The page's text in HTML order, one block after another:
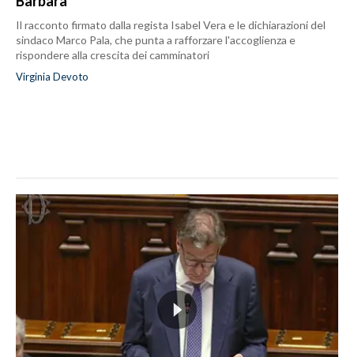
Il racconto firmato dalla regista Isabel Vera e le dichiarazioni del
sindaco Marco Pala, che punta a rafforzare l'accoglienza e
rispondere alla crescita dei camminatori
Virginia Devoto